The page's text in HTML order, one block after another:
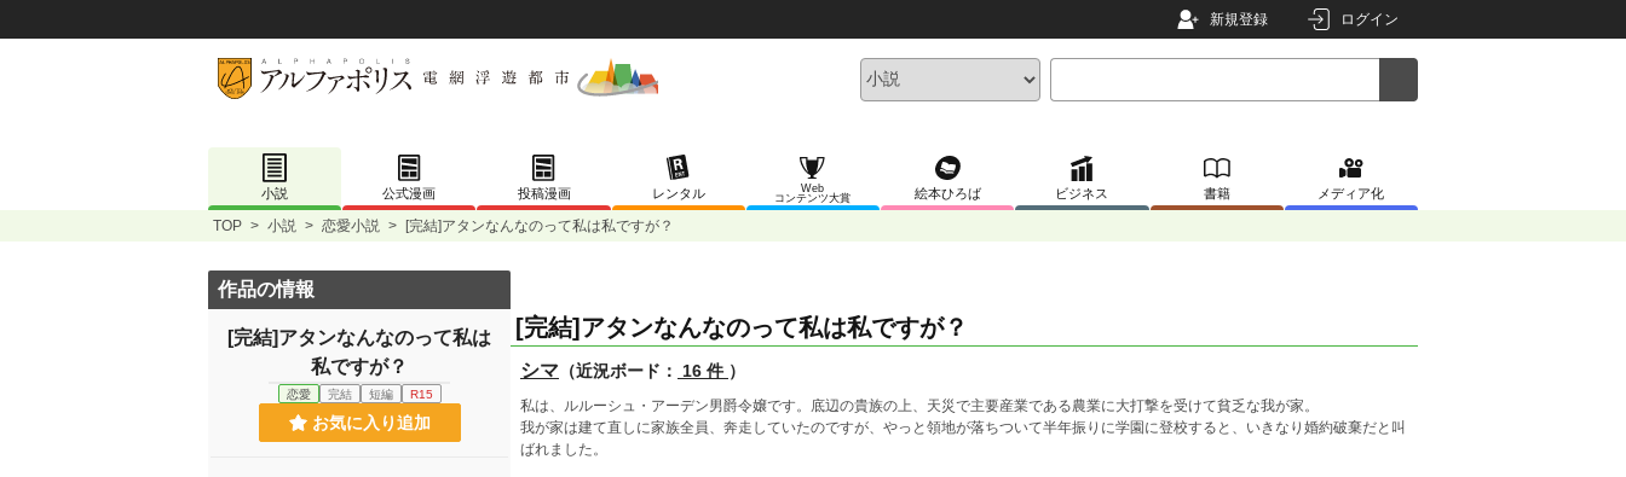
新規登録 ログイン
小説 公式漫画 投稿漫画 レンタル
Web
コンテンツ大賞
絵本ひろば ビジネス 書籍 メディア化
TOP > 小説 > 恋愛小説 > [完結]アタンなんなのって私は私ですが？
[完結]アタンなんなのって私は私ですが？
シマ （近況ボード： 16 件 ）
私は、ルルーシュ・アーデン男爵令嬢です。底辺の貴族の上、天災で主要産業である農業に大打撃を受けて貧乏な我が家。
我が家は建て直しに家族全員、奔走していたのですが、やっと領地が落ちついて半年振りに学園に登校すると、いきなり婚約破棄だと叫
ばれました。
作品の情報
[完結]アタンなんなのって私は
私ですが？
恋愛 完結 短編 R15
お気に入り追加